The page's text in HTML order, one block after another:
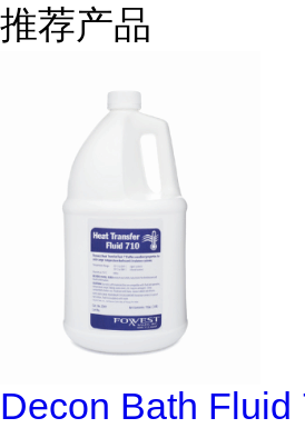
推荐产品
Decon Bath Fluid